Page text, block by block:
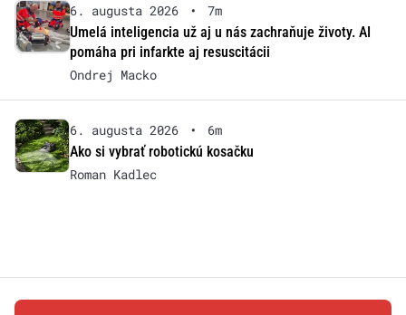
6. augusta 2026 •
7m
Umelá inteligencia už aj u nás zachraňuje životy. AI
pomáha pri infarkte aj resuscitácii
Ondrej Macko
6. augusta 2026 •
6m
Ako si vybrať robotickú kosačku
Roman Kadlec